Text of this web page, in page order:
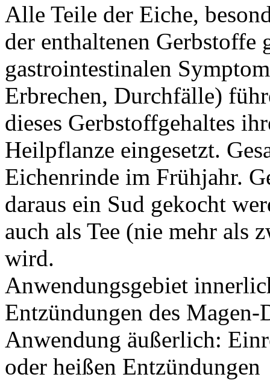
Alle Teile der Eiche,
der enthaltenen
gastrointestinalen
Erbrechen, Durchfälle)
dieses Gerbstoffgehaltes
Heilpflanze eingesetzt.
Eichenrinde im Frühjahr.
daraus ein Sud gekocht
auch als Tee (nie mehr als
wird.
Anwendungsgebiet
Entzündungen des Magen-
Anwendung äußerlich:
oder heißen Entzündungen